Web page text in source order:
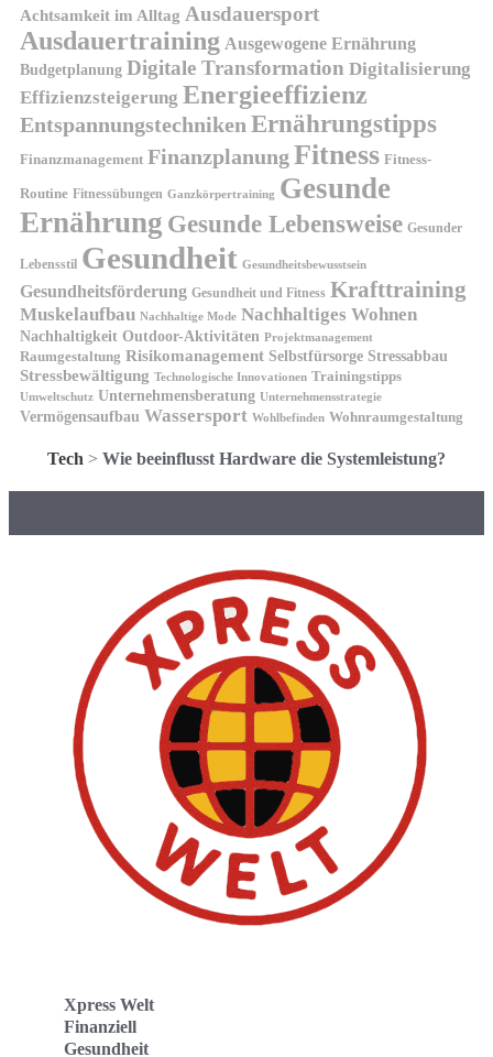
Achtsamkeit im Alltag Ausdauersport
Ausdauertraining Ausgewogene Ernährung
Budgetplanung Digitale Transformation Digitalisierung
Effizienzsteigerung Energieeffizienz
Entspannungstechniken Ernährungstipps
Finanzmanagement Finanzplanung Fitness Fitness-
Routine Fitnessübungen Ganzkörpertraining Gesunde
Ernährung Gesunde Lebensweise Gesunder
Lebensstil Gesundheit Gesundheitsbewusstsein
Gesundheitsförderung Gesundheit und Fitness Krafttraining
Muskelaufbau Nachhaltige Mode Nachhaltiges Wohnen
Nachhaltigkeit Outdoor-Aktivitäten Projektmanagement
Raumgestaltung Risikomanagement Selbstfürsorge Stressabbau
Stressbewältigung Technologische Innovationen Trainingstipps
Umweltschutz Unternehmensberatung Unternehmensstrategie
Vermögensaufbau Wassersport Wohlbefinden Wohnraumgestaltung
Tech > Wie beeinflusst Hardware die Systemleistung?
Xpress Welt
Finanziell
Gesundheit